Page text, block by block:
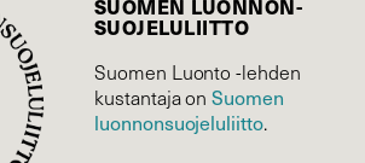
SUOMEN LUONNON­
SUOJELU­LIITTO
Suomen Luonto -lehden
kustantaja onSuomen
luonnonsuojelu­liitto.